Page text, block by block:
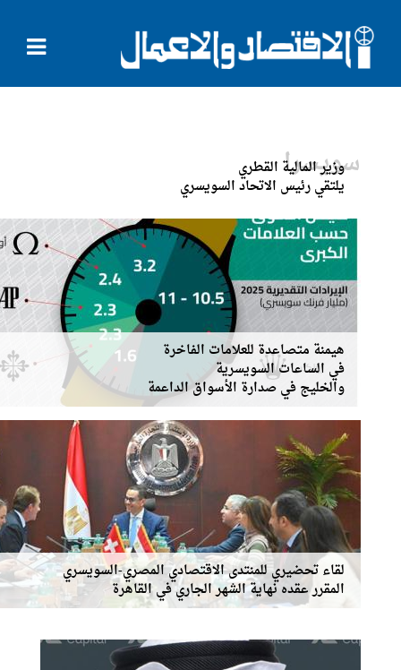
سويسرا
وزير المالية القطري
يلتقي رئيس الاتحاد السويسري
هيمنة متصاعدة للعلامات الفاخرة
في الساعات السويسرية
والخليج في صدارة الأسواق الداعمة
لقاء تحضيري للمنتدى الاقتصادي المصري-السويسري
المقرر عقده نهاية الشهر الجاري في القاهرة